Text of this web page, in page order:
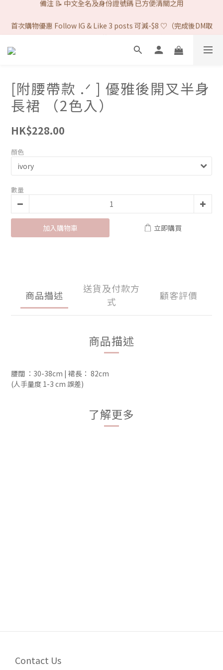
優惠代碼）/ 網站所有的付款方式 1律免手續費. ♡
首次購物優惠 Follow IG & Like 3 posts 可減-$8 ♡（完成後DM取
優惠代碼）/ 網站所有的付款方式 1律免手續費. ♡
[附腰帶款 .ᐟ ] 優雅後開叉半身
長裙 （2色入）
HK$228.00
顏色
數量
加入購物車 立即購買
商品描述
送貨及付款方
式
顧客評價
商品描述
腰闊 ：30-38cm | 裙長： 82cm
(人手量度 1-3 cm 誤差)
了解更多
Contact Us